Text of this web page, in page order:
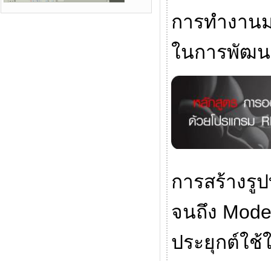
การทำงาน
ในการพัฒ
การสร้างรู
จนถึง
ประยุกต์ใช้